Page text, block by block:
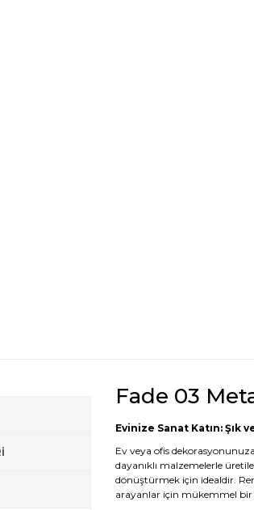
Fade 03
Evinize Sanat Katın: Şık
Ev veya ofis
dayanıklı malzemelerle
dönüştürmek için idealdir.
arayanlar için mükemmel bir